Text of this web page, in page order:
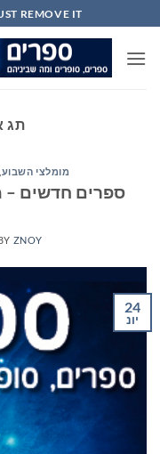
to
content
REMOVE IT...
תג
מומלצי השבוע
ספרים חדשים –
ZNOY
24
יונ